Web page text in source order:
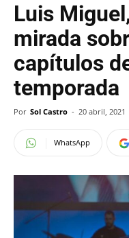
Luis
mirada
capítulos
temporada
Por Sol Castro - 20 abril, 2021
WhatsApp